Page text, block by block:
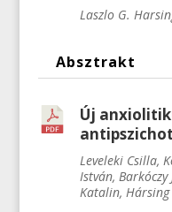
Laszlo G.
Absztrakt
Új
Leveleki Csilla,
István, Barkóczy
Katalin, Hársing